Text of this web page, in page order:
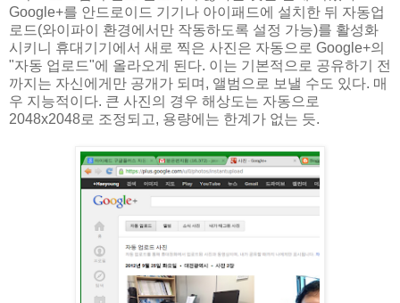
Google+를 안드로이드 기기나 아이패드에 설치한 뒤 자동업
로드(와이파이 환경에서만 작동하도록 설정 가능)를 활성화
시키니 휴대기기에서 새로 찍은 사진은 자동으로 Google+의
"자동 업로드"에 올라오게 된다. 이는 기본적으로 공유하기 전
까지는 자신에게만 공개가 되며, 앨범으로 보낼 수도 있다. 매
우 지능적이다. 큰 사진의 경우 해상도는 자동으로
2048x2048로 조정되고, 용량에는 한계가 없는 듯.